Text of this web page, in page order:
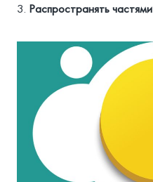
Распространять частями